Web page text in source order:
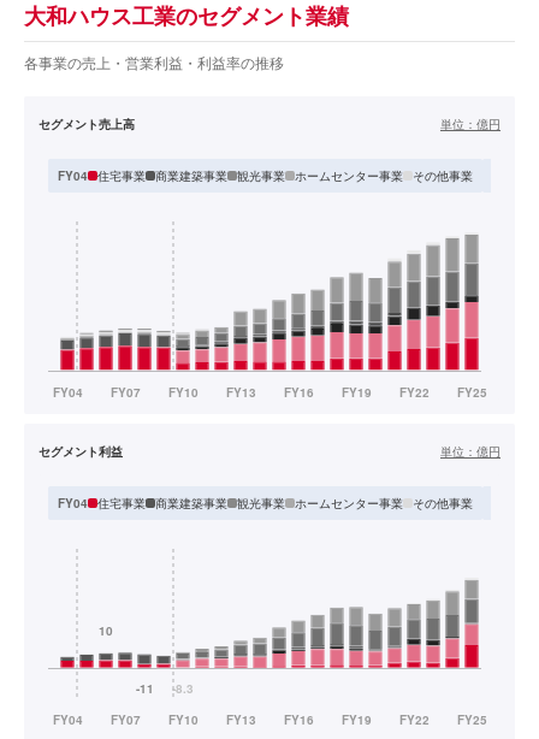
大和ハウス工業のセグメント業績
各事業の売上・営業利益・利益率の推移
セグメント売上高 単位： 億円
FY04 住宅事業 商業建築事業 観光事業 ホームセンター事業 その他事業
セグメント利益 単位： 億円
FY04 住宅事業 商業建築事業 観光事業 ホームセンター事業 その他事業